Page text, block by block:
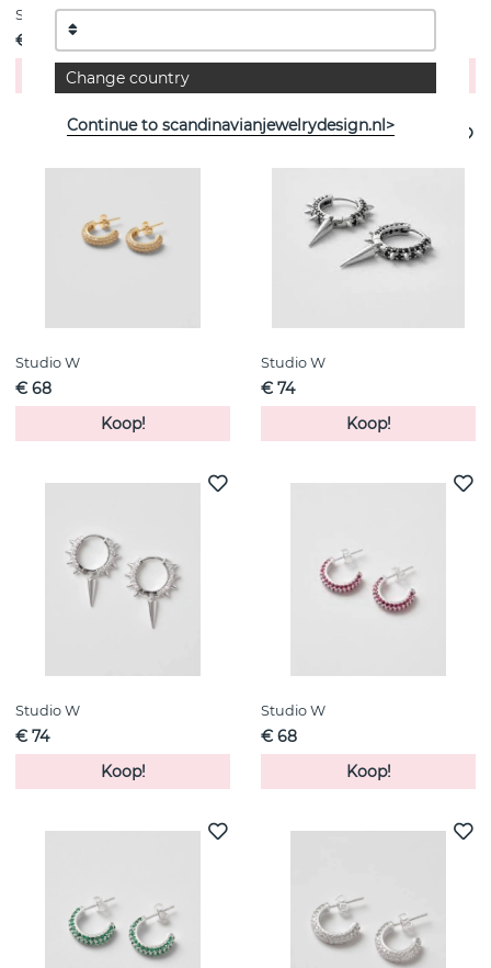
Studio W
€ 74
Koop!
Studio W
Studio W
€ 68
Koop!
Studio W
€ 74
Koop!
Studio W
€ 74
Koop!
Studio W
€ 68
Koop!
Change country
Continue to scandinavianjewelrydesign.nl>